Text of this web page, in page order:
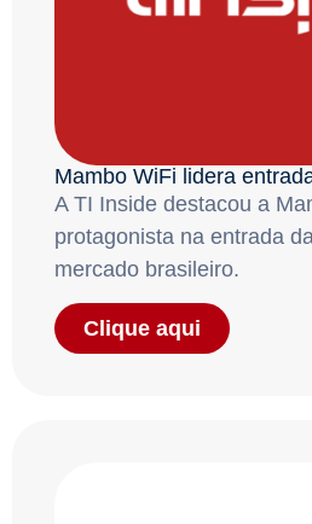
Mambo WiFi lidera
A TI Inside destacou a
protagonista na entrada
mercado brasileiro.
Clique aqui